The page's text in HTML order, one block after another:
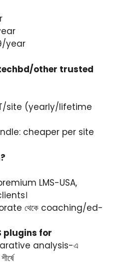
year
other trusted
site (yearly/lifetime
cheaper per site
LMS-USA,
থেকে coaching/ed-
plugins for
analysis-এ